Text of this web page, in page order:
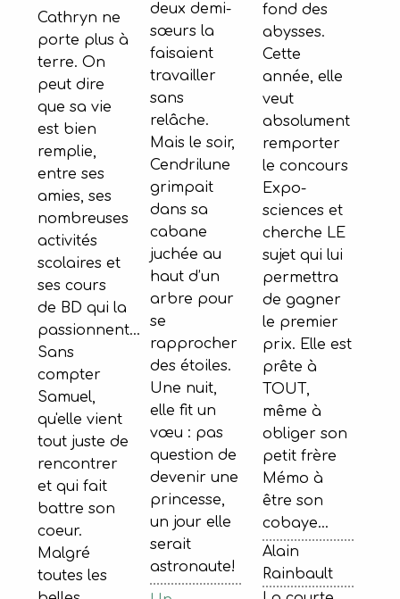
Cathryn ne
porte plus à
terre. On
peut dire
que sa vie
est bien
remplie,
entre ses
amies, ses
nombreuses
activités
scolaires et
ses cours
de BD qui la
passionnent...
Sans
compter
Samuel,
qu'elle vient
tout juste de
rencontrer
et qui fait
battre son
coeur.
Malgré
toutes les
deux demi-
sœurs la
faisaient
travailler
sans
relâche.
Mais le soir,
Cendrilune
grimpait
dans sa
cabane
juchée au
haut d’un
arbre pour
se
rapprocher
des étoiles.
Une nuit,
elle fit un
vœu : pas
question de
devenir une
princesse,
un jour elle
serait
astronaute!
fond des
abysses.
Cette
année, elle
veut
absolument
remporter
le concours
Expo-
sciences et
cherche LE
sujet qui lui
permettra
de gagner
le premier
prix. Elle est
prête à
TOUT,
même à
obliger son
petit frère
Mémo à
être son
cobaye…
Alain
Rainbault